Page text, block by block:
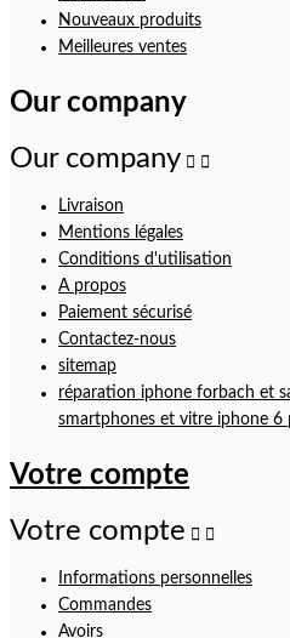
Nouveaux produits
Meilleures ventes
Our company
Our company  
Livraison
Mentions légales
Conditions d'utilisation
A propos
Paiement sécurisé
Contactez-nous
sitemap
réparation iphone forbach et
smartphones et vitre iphone 6
Votre compte
Votre compte  
Informations personnelles
Commandes
Avoirs